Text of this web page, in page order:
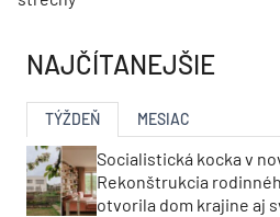
NAJČÍTANEJŠIE
TÝŽDEŇ MESIAC
Socialistická kocka v
Rekonštrukcia
otvorila dom krajine aj